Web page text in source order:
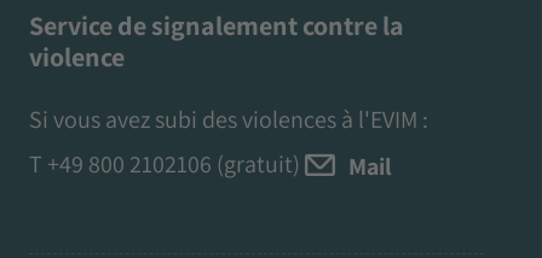
Service de signalement contre la
violence
Si vous avez subi des violences à l'EVIM :
T +49 800 2102106 (gratuit) Mail